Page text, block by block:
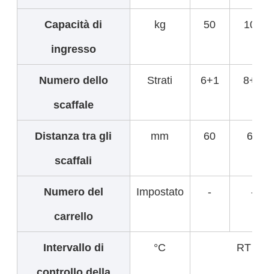
Capacità di
ingresso
kg 50 100
Numero dello
scaffale
Strati 6+1 8+1
Distanza tra gli
scaffali
mm 60 60
Numero del
carrello
Impostato - -
Intervallo di
°C RT